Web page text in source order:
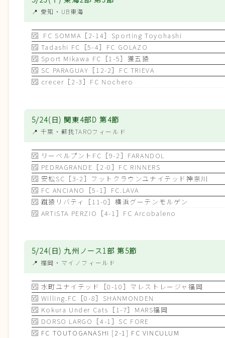
📍 愛知 ・UB東海
🆚 FC SOMMA［2-14］Sporting Toyohashi
🆚 Tadashi FC［5-4］FC GOLAZO
🆚 Sport Mikawa FC［1-5］獲五猿
🆚 SC PARAGUAY［12-2］FC TRIEVA
🆚 crecer［2-3］FC Nochero
5/24(日) 関東4部D 第4節
📍 千葉 ・蘇我TAROフィールド
🆚 リーベルプントFC［9-2］FARANDOL
🆚 PEDRAGRANDE［2-0］FC RINNERS
🆚 安松SC［3-2］フットクラウンユナイテッド神奈川
🆚 FC ANCIANO［5-1］FC.LAVA
🆚 蹴猿リバティ［11-0］横浜グーテンモルゲン
🆚 ARTISTA PERZIO［4-1］FC Arcobaleno
5/24(日) 九州ノース1部 第5節
📍 福岡 ・マイノフィールド
🆚 水町ユナイテッド［0-10］マレストレージャ福岡
🆚 Willing.FC［0-8］SHANMONDEN
🆚 Kokura Under Cats［1-7］MARS福岡
🆚 DORSO LARGO［4-1］SC FORE
🆚 FC TOUTOGANASHI [2-1] FC VINCULUM